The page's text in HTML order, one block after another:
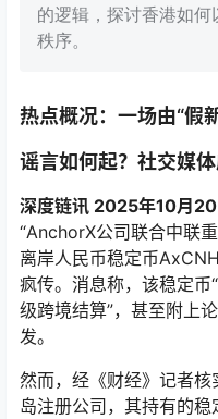
的逻辑，探讨香港如何
秩序。
热点概况：一场由“假
谣言如何起？社交媒体
深度链讯 2025年10月20
“AnchorX公司联合中联
离岸人民币稳定币
疯传。消息称，该稳定币
级跨境结算”，甚至附上
发。
然而，经《财经》记者
岛注册公司，其持有的